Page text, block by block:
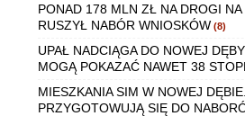
PONAD 178 MLN ZŁ NA DROGI NA
RUSZYŁ NABÓR WNIOSKÓW (8)
UPAŁ NADCIĄGA DO NOWEJ
MOGĄ POKAZAĆ NAWET 38
MIESZKANIA SIM W NOWEJ
PRZYGOTOWUJĄ SIĘ DO